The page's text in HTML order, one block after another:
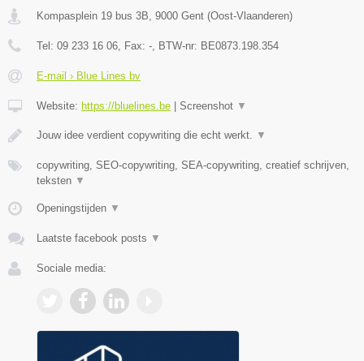
Kompasplein 19 bus 3B, 9000 Gent (Oost-Vlaanderen)
Tel: 09 233 16 06, Fax: -, BTW-nr: BE0873.198.354
E-mail › Blue Lines bv
Website: https://bluelines.be Screenshot ▼
Jouw idee verdient copywriting die echt werkt. ▼
copywriting, SEO-copywriting, SEA-copywriting, creatief schrijven,
teksten ▼
Openingstijden ▼
Laatste facebook posts ▼
Sociale media: